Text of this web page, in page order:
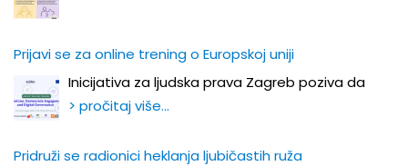
Prijavi se za online trening o Europskoj uniji
Inicijativa za ljudska prava Zagreb poziva da
> pročitaj više…
Pridruži se radionici heklanja ljubičastih ruža